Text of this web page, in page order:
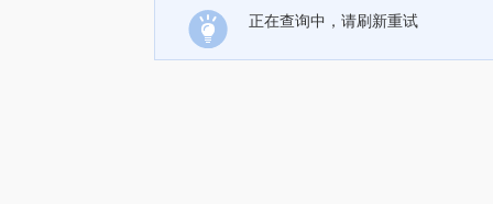
正在查询中，请刷新重试